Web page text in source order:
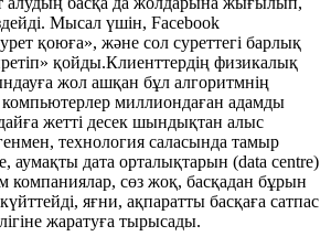
Мысал үшін, Facebook
қоюға», және сол суреттегі барлық
қойды.Клиенттердің физикалық
жол ашқан бұл алгоритмнің
компьютерлер миллиондаған адамды
жетті десек шындықтан алыс
технология саласында тамыр
аумақты дата орталықтарын (data centre)
компаниялар, сөз жоқ, басқадан бұрын
яғни, ақпаратты басқаға сатпас
жаратуға тырысады.